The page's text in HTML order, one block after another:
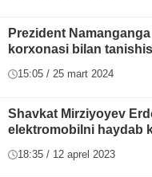
Prezident
korxonasi bilan
15:05 / 25 mart 2024
Shavkat Mirziyoyev
elektromobilni haydab
18:35 / 12 aprel 2023